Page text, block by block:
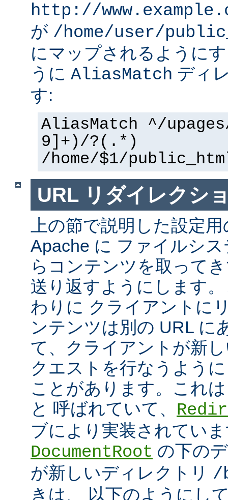
http://
が /home/user/
にマップされるように
うに AliasMatch ディ
す:
AliasMatch ^/
9]+)/?(.*)
/home/$1/
URL リダイレクシ
上の節で説明した設定
Apache に ファイルシ
らコンテンツを取って
送り返すようにします
わりに クライアントに
ンテンツは別の URL に
て、クライアントが新
クエストを行なうよう
ことがあります。これは
と 呼ばれていて、
ブにより実装されてい
DocumentRoot の下の
が新しいディレクトリ /
きは、 以下のようにし